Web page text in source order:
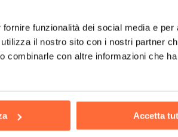
funzionalità dei social media e per
il nostro sito con i nostri partner
combinarle con altre informazioni che
Accetta